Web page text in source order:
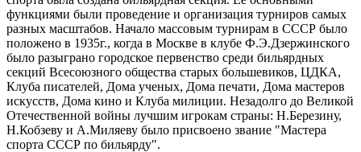
функциями были проведение и организация турниров самых
разных масштабов. Начало массовым турнирам в СССР было
положено в 1935г., когда в Москве в клубе Ф.Э.Дзержинского
было разыграно городское первенство среди бильярдных
секций Всесоюзного общества старых большевиков, ЦДКА,
Клуба писателей, Дома ученых, Дома печати, Дома мастеров
искусств, Дома кино и Клуба милиции. Незадолго до Великой
Отечественной войны лучшим игрокам страны: Н.Березину,
Н.Кобзеву и А.Миляеву было присвоено звание "Мастера
спорта СССР по бильярду".